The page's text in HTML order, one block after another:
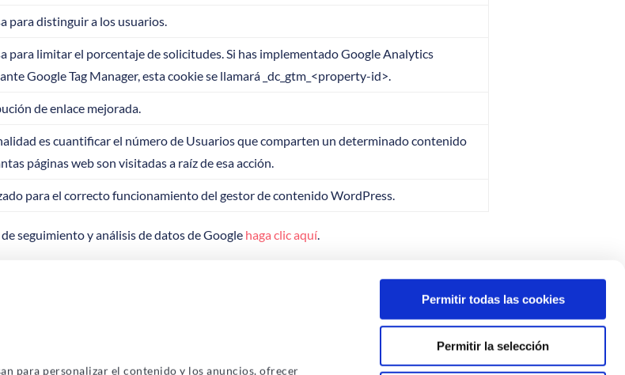
para personalizar el contenido y los anuncios, ofrecer
Permitir todas las cookies
Permitir la selección
para distinguir a los usuarios.
para limitar el porcentaje de solicitudes. Si has implementado Google Analytics
Google Tag Manager, esta cookie se llamará _dc_gtm_<property-id>.
de enlace mejorada.
es cuantificar el número de Usuarios que comparten un determinado contenido
páginas web son visitadas a raíz de esa acción.
para el correcto funcionamiento del gestor de contenido WordPress.
seguimiento y análisis de datos de Google haga clic aquí.